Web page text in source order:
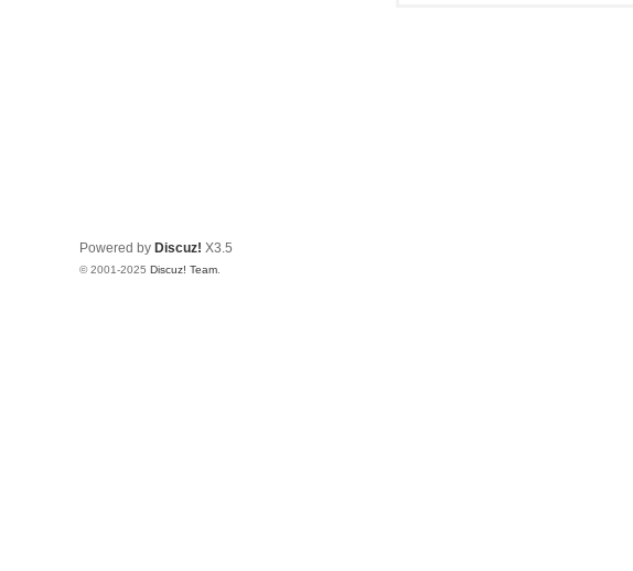
Powered by Discuz! X3.5
© 2001-2025 Discuz! Team